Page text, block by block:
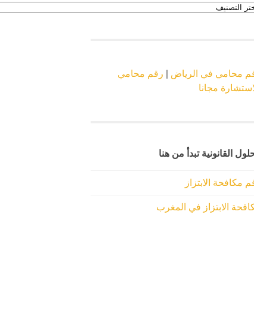
محامي في الرياض
رقم محامي
مجانا
القانونية تبدأ من هنا
مكافحة الابتزاز
الابتزاز في المغرب